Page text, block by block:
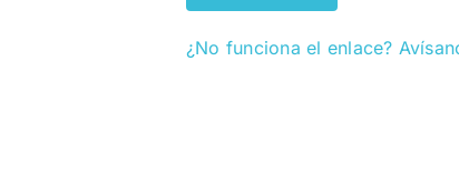
¿No funciona el enlace?